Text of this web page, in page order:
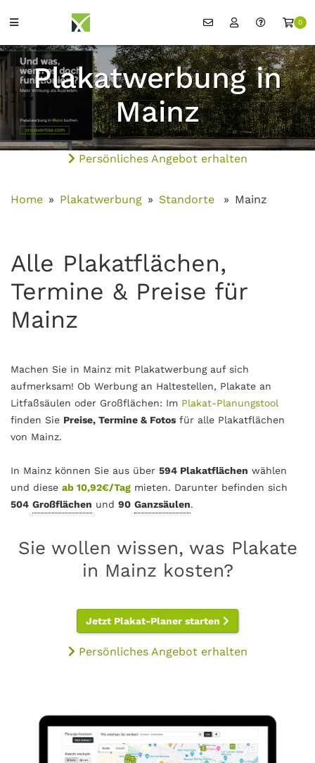
0
Plakatwerbung in
Mainz
Persönliches Angebot erhalten
Home Plakatwerbung Standorte Mainz
Alle Plakatflächen,
Termine & Preise für
Mainz
Machen Sie in Mainz mit Plakatwerbung auf sich
aufmerksam! Ob Werbung an Haltestellen, Plakate an
Litfaßsäulen oder Großflächen: Im Plakat-Planungstool
finden Sie Preise, Termine & Fotos für alle Plakatflächen
von Mainz.
In Mainz können Sie aus über 594 Plakatflächen wählen
und diese ab 10,92€/Tag mieten. Darunter befinden sich
504 Großflächen und 90 Ganzsäulen.
Sie wollen wissen, was Plakate
in Mainz kosten?
Jetzt Plakat-Planer starten
Persönliches Angebot erhalten